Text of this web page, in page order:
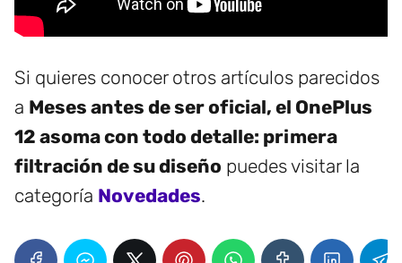
Si quieres conocer otros artículos parecidos
a Meses antes de ser oficial, el OnePlus
12 asoma con todo detalle: primera
filtración de su diseño puedes visitar la
categoría Novedades.